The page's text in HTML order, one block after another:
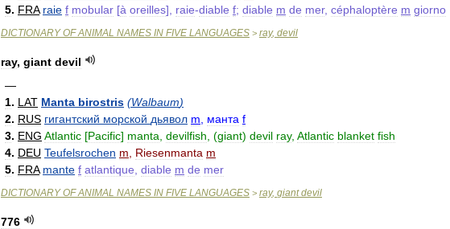
5. FRA raie f mobular [à oreilles], raie-diable f; diable m de mer, céphaloptère m giorno
DICTIONARY OF ANIMAL NAMES IN FIVE LANGUAGES > ray, devil
ray, giant devil
—
1. LAT Manta birostris (Walbaum)
2. RUS гигантский морской дьявол m манта f
3. ENG Atlantic [Pacific] manta devilfish , (giant) devil ray, Atlantic blanket fish
4. DEU Teufelsrochen m Riesenmanta m
5. FRA mante f atlantique diable m de mer
DICTIONARY OF ANIMAL NAMES IN FIVE LANGUAGES > ray, giant devil
776